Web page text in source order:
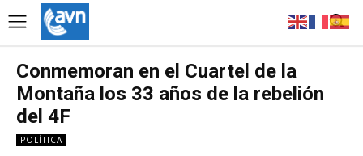
Conmemoran en el Cuartel de la
Montaña los 33 años de la rebelión
del 4F
POLÍTICA